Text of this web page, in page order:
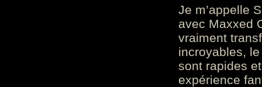
Je m’appelle
avec Maxxed
vraiment
incroyables,
sont rapides
expérience